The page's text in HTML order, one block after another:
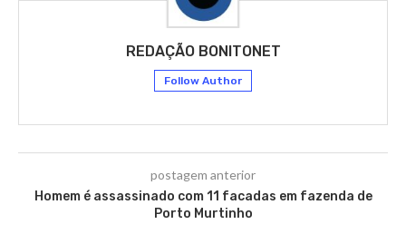
REDAÇÃO BONITONET
Follow Author
postagem anterior
Homem é assassinado com 11 facadas em fazenda de
Porto Murtinho